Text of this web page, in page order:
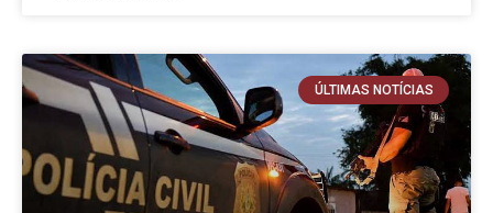
ÚLTIMAS NOTÍCIAS